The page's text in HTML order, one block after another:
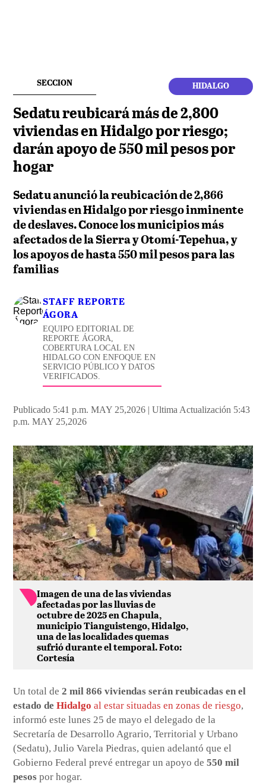
SECCION HIDALGO
Sedatu reubicará más de 2,800
viviendas en Hidalgo por riesgo;
darán apoyo de 550 mil pesos por
hogar
Sedatu anunció la reubicación de 2,866
viviendas en Hidalgo por riesgo inminente
de deslaves. Conoce los municipios más
afectados de la Sierra y Otomí-Tepehua, y
los apoyos de hasta 550 mil pesos para las
familias
STAFF REPORTE
ÁGORA
EQUIPO EDITORIAL DE
REPORTE ÁGORA,
COBERTURA LOCAL EN
HIDALGO CON ENFOQUE EN
SERVICIO PÚBLICO Y DATOS
VERIFICADOS.
Publicado 5:41 p.m. MAY 25,2026 | Ultima Actualización 5:43
p.m. MAY 25,2026
Imagen de una de las viviendas
afectadas por las lluvias de
octubre de 2025 en Chapula,
municipio Tianguistengo, Hidalgo,
una de las localidades quemas
sufrió durante el temporal. Foto:
Cortesía
Un total de2 mil 866 viviendas serán reubicadas en el
estado deHidalgo al estar situadas en zonas de riesgo,
informó este lunes 25 de mayo el delegado de la
Secretaría de Desarrollo Agrario, Territorial y Urbano
(Sedatu), Julio Varela Piedras, quien adelantó que el
Gobierno Federal prevé entregar un apoyo de550 mil
pesos por hogar.